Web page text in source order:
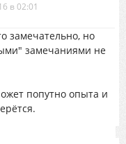
в 02:01
замечательно, но
замечаниями не
попутно опыта и